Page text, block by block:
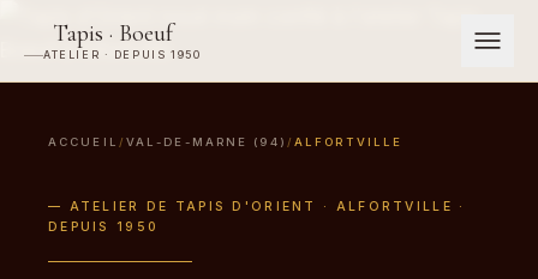
Tapis · Boeuf
ATELIER · DEPUIS 1950
ACCUEIL / VAL-DE-MARNE (94) / ALFORTVILLE
— ATELIER DE TAPIS D'ORIENT · ALFORTVILLE ·
DEPUIS 1950